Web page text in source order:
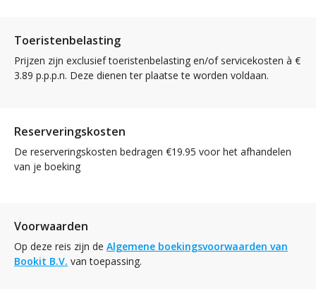
Toeristenbelasting
Prijzen zijn exclusief toeristenbelasting en/of servicekosten à €
3.89 p.p.p.n. Deze dienen ter plaatse te worden voldaan.
Reserveringskosten
De reserveringskosten bedragen €19.95 voor het afhandelen
van je boeking
Voorwaarden
Op deze reis zijn de Algemene boekingsvoorwaarden van
Bookit B.V. van toepassing.